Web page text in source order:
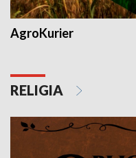
AgroKurier
RELIGIA